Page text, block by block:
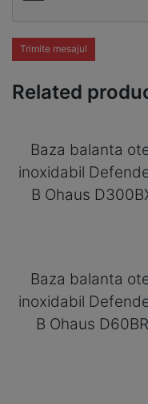
Trimite mesajul
Related
Baza balanta
inoxidabil
B Ohaus
Baza balanta
inoxidabil
B Ohaus D60BR